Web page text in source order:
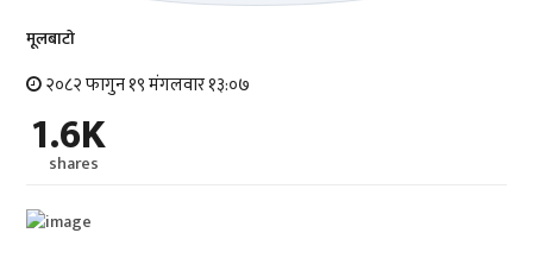
मूलबाटाे
२०८२ फागुन १९ मंगलवार १३:०७
1.6K
shares